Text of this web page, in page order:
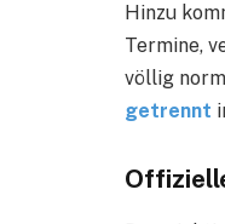
Hinzu
Termine,
völlig
getrennt